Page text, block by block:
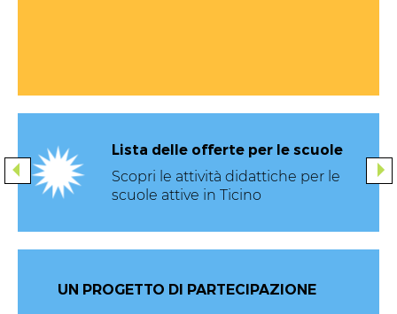
support Lista delle offerte per le scuole
Scopri le attività didattiche per le
scuole attive in Ticino
UN PROGETTO DI PARTECIPAZIONE